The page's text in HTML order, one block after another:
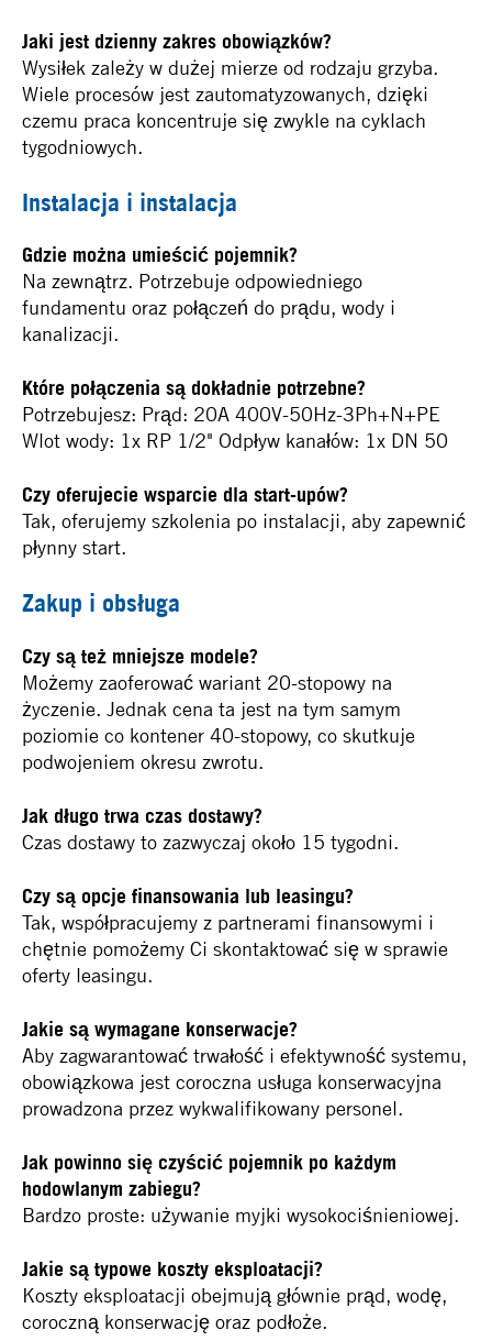
Jaki jest dzienny zakres obowiązków?
Wysiłek zależy w dużej mierze od rodzaju grzyba.
Wiele procesów jest zautomatyzowanych, dzięki
czemu praca koncentruje się zwykle na cyklach
tygodniowych.
Instalacja i instalacja
Gdzie można umieścić pojemnik?
Na zewnątrz. Potrzebuje odpowiedniego
fundamentu oraz połączeń do prądu, wody i
kanalizacji.
Które połączenia są dokładnie potrzebne?
Potrzebujesz: Prąd: 20A 400V-50Hz-3Ph+N+PE
Wlot wody: 1x RP 1/2" Odpływ kanałów: 1x DN 50
Czy oferujecie wsparcie dla start-upów?
Tak, oferujemy szkolenia po instalacji, aby zapewnić
płynny start.
Zakup i obsługa
Czy są też mniejsze modele?
Możemy zaoferować wariant 20-stopowy na
życzenie. Jednak cena ta jest na tym samym
poziomie co kontener 40-stopowy, co skutkuje
podwojeniem okresu zwrotu.
Jak długo trwa czas dostawy?
Czas dostawy to zazwyczaj około 15 tygodni.
Czy są opcje finansowania lub leasingu?
Tak, współpracujemy z partnerami finansowymi i
chętnie pomożemy Ci skontaktować się w sprawie
oferty leasingu.
Jakie są wymagane konserwacje?
Aby zagwarantować trwałość i efektywność systemu,
obowiązkowa jest coroczna usługa konserwacyjna
prowadzona przez wykwalifikowany personel.
Jak powinno się czyścić pojemnik po każdym
hodowlanym zabiegu?
Bardzo proste: używanie myjki wysokociśnieniowej.
Jakie są typowe koszty eksploatacji?
Koszty eksploatacji obejmują głównie prąd, wodę,
coroczną konserwację oraz podłoże.